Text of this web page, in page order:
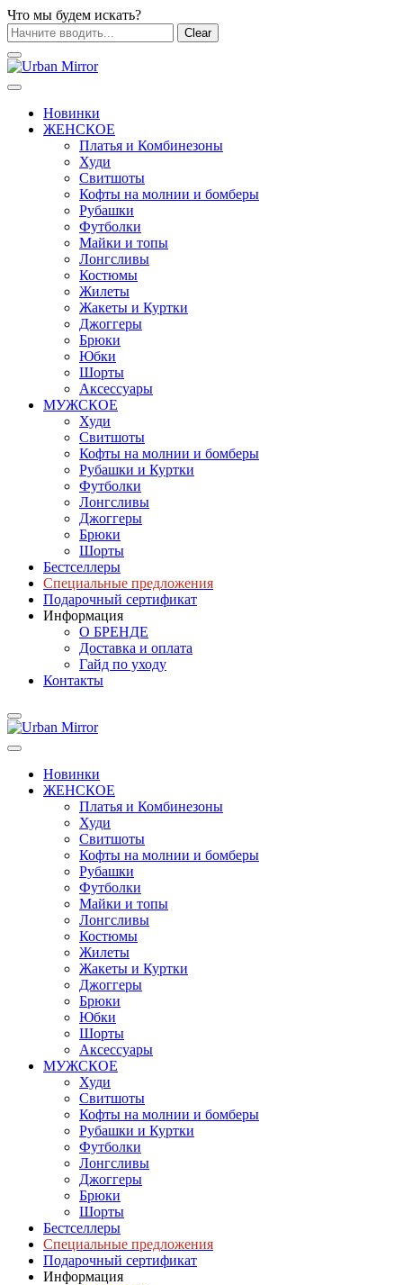
Что мы будем искать?
Clear
Новинки
ЖЕНСКОЕ
Платья и Комбинезоны
Худи
Свитшоты
Кофты на молнии и бомберы
Рубашки
Футболки
Майки и топы
Лонгсливы
Костюмы
Жилеты
Жакеты и Куртки
Джоггеры
Брюки
Юбки
Шорты
Аксессуары
МУЖСКОЕ
Худи
Свитшоты
Кофты на молнии и бомберы
Рубашки и Куртки
Футболки
Лонгсливы
Джоггеры
Брюки
Шорты
Бестселлеры
Специальные предложения
Подарочный сертификат
Информация
О БРЕНДЕ
Доставка и оплата
Гайд по уходу
Контакты
Новинки
ЖЕНСКОЕ
Платья и Комбинезоны
Худи
Свитшоты
Кофты на молнии и бомберы
Рубашки
Футболки
Майки и топы
Лонгсливы
Костюмы
Жилеты
Жакеты и Куртки
Джоггеры
Брюки
Юбки
Шорты
Аксессуары
МУЖСКОЕ
Худи
Свитшоты
Кофты на молнии и бомберы
Рубашки и Куртки
Футболки
Лонгсливы
Джоггеры
Брюки
Шорты
Бестселлеры
Специальные предложения
Подарочный сертификат
Информация